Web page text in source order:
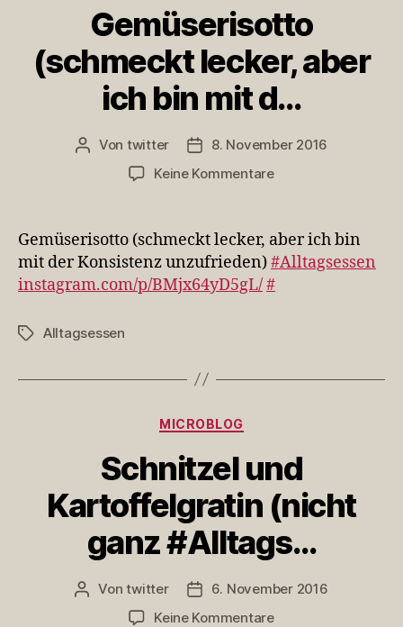
Gemüserisotto
(schmeckt lecker, aber
ich bin mit d…
Beitragsautor
Von twitter Veröffentlichungsdatum
8. November 2016
Keine Kommentarezu
lecker,
aber
ich
bin
Gemüserisotto (schmeckt lecker, aber ich bin
mit der Konsistenz unzufrieden)#Alltagsessen
instagram.com/p/BMjx64yD5gL/#
Schlagwörter
Alltagsessen
Kategorien
MICROBLOG
Schnitzel und
Kartoffelgratin (nicht
ganz #Alltags…
Beitragsautor
Vontwitter Veröffentlichungsdatum
6. November 2016
Keine Kommentarezu